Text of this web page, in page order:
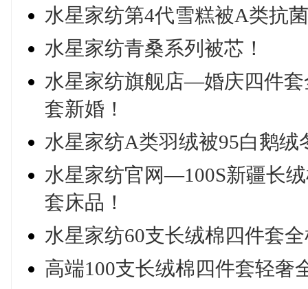
水星家纺第4代雪糕被A类抗
水星家纺青桑系列被芯！
水星家纺旗舰店—婚庆四件
套新婚！
水星家纺A类羽绒被95白鹅
水星家纺官网—100S新疆长
套床品！
水星家纺60支长绒棉四件套
高端100支长绒棉四件套轻奢